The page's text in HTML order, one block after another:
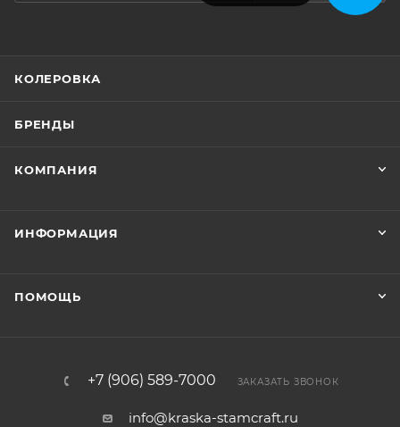
КОЛЕРОВКА
БРЕНДЫ
КОМПАНИЯ
ИНФОРМАЦИЯ
ПОМОЩЬ
+7 (906) 589-7000 ЗАКАЗАТЬ ЗВОНОК
info@kraska-stamcraft.ru